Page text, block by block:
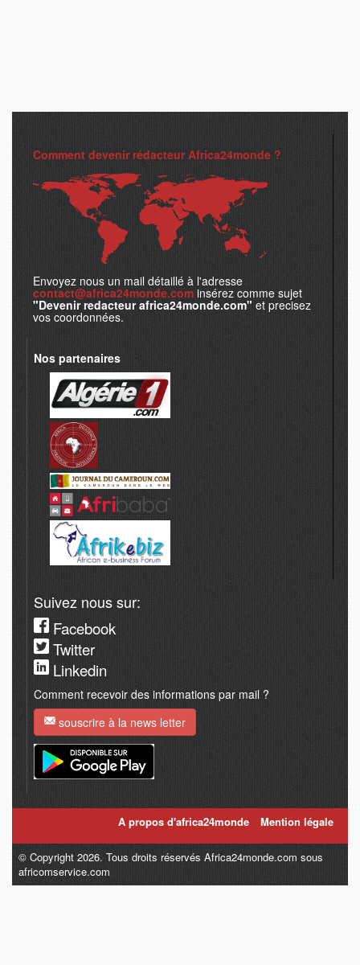
Comment devenir rédacteur Africa24monde ?
Envoyez nous un mail détaillé à l'adresse
contact@africa24monde.com insérez comme sujet
"Devenir redacteur africa24monde.com" et precisez
vos coordonnées.
Nos partenaires
Suivez nous sur:
Facebook
Twitter
Linkedin
Comment recevoir des informations par mail ?
souscrire à la news letter
A propos d'africa24monde Mention légale
© Copyright 2026. Tous droits réservés Africa24monde.com sous
africomservice.com